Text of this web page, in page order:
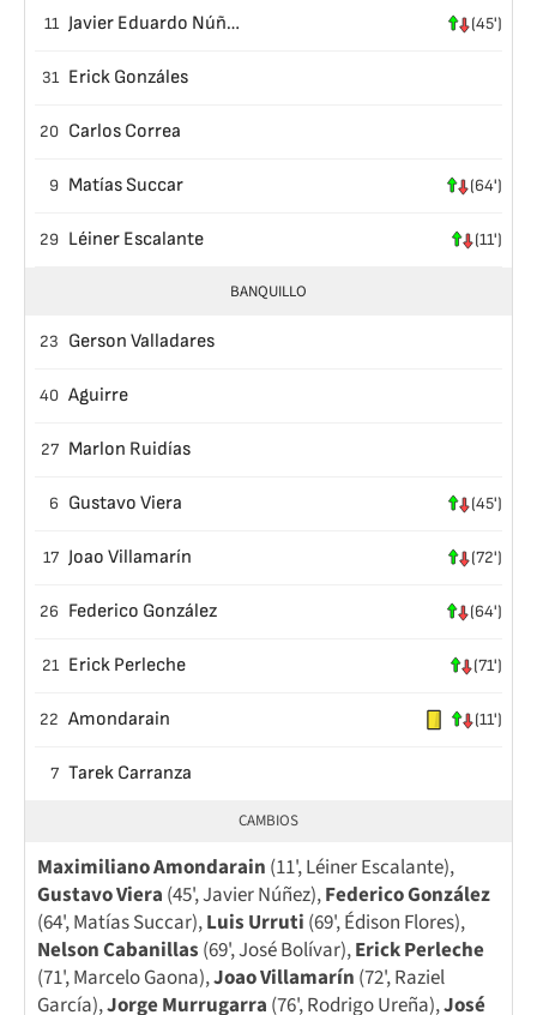
11 Javier Eduardo Núñez Mendoza (45')
31 Erick Gonzáles
20 Carlos Correa
9 Matías Succar (64')
29 Léiner Escalante (11')
BANQUILLO
23 Gerson Valladares
40 Aguirre
27 Marlon Ruidías
6 Gustavo Viera (45')
17 Joao Villamarín (72')
26 Federico González (64')
21 Erick Perleche (71')
22 Amondarain (11')
7 Tarek Carranza
CAMBIOS
Maximiliano Amondarain (11', Léiner Escalante),
Gustavo Viera (45', Javier Núñez),Federico González
(64', Matías Succar),Luis Urruti (69', Édison Flores),
Nelson Cabanillas (69', José Bolívar),Erick Perleche
(71', Marcelo Gaona),Joao Villamarín (72', Raziel
García),Jorge Murrugarra (76', Rodrigo Ureña),José